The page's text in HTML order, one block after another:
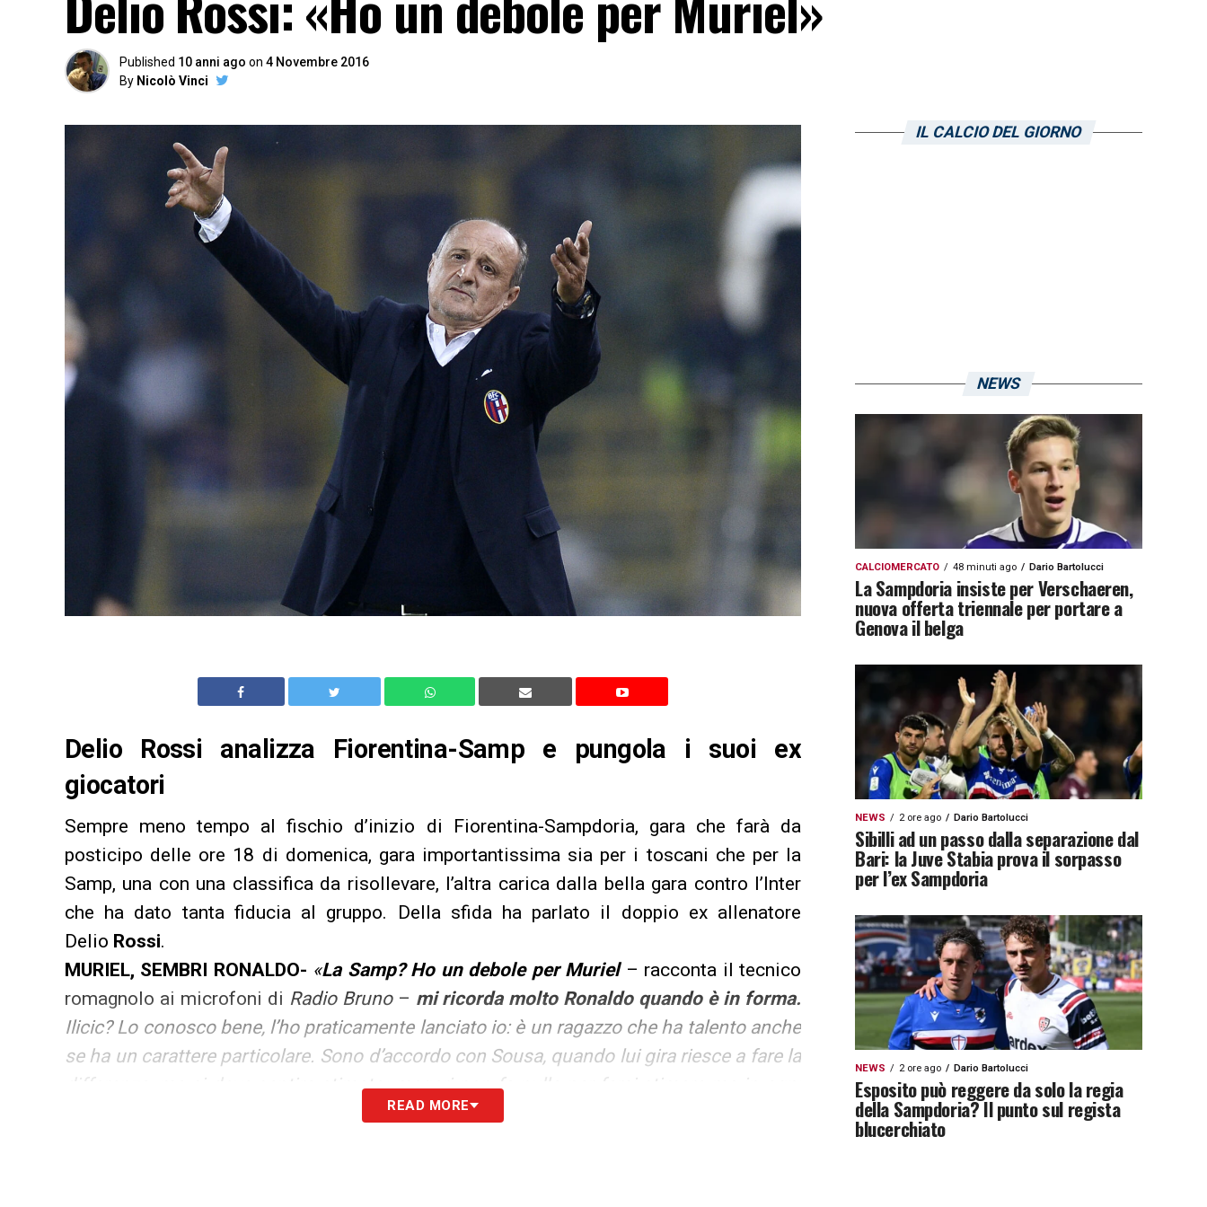
Published 10 anni ago on 4 Novembre 2016
By Nicolò Vinci
Delio Rossi analizza Fiorentina-Samp e pungola i suoi ex
giocatori
Sempre meno tempo al fischio d’inizio di Fiorentina-Sampdoria, gara che farà da
posticipo delle ore 18 di domenica, gara importantissima sia per i toscani che per la
Samp, una con una classifica da risollevare, l’altra carica dalla bella gara contro l’Inter
che ha dato tanta fiducia al gruppo. Della sfida ha parlato il doppio ex allenatore
Delio Rossi.
MURIEL, SEMBRI RONALDO- «La Samp? Ho un debole per Muriel– racconta il tecnico
romagnolo ai microfoni di Radio Bruno– mi ricorda molto Ronaldo quando è in forma.
Ilicic? Lo conosco bene, l’ho praticamente lanciato io: è un ragazzo che ha talento anche
se ha un carattere particolare. Sono d’accordo con Sousa, quando lui gira riesce a fare la
differenza, ma si deve sentire stimato: magari non fa nulla per farsi stimare ma in ogni
caso ha bisogno di sentire l’apprezzamento da parte di tutto lo spogliatoio. Ilicic ha delle
READ MORE
IL CALCIO DEL GIORNO
NEWS
CALCIOMERCATO 48 minuti ago Dario Bartolucci
La Sampdoria insiste per Verschaeren,
nuova offerta triennale per portare a
Genova il belga
NEWS 2 ore ago Dario Bartolucci
Sibilli ad un passo dalla separazione dal
Bari: la Juve Stabia prova il sorpasso
per l’ex Sampdoria
NEWS 2 ore ago Dario Bartolucci
Esposito può reggere da solo la regia
della Sampdoria? Il punto sul regista
blucerchiato